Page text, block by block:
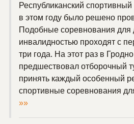
Республиканский
в этом году было решено
Подобные соревнования для
инвалидностью проходят с
три года. На этот раз в
предшествовал отборочный
принять каждый особенный
спортивные соревнования
»»